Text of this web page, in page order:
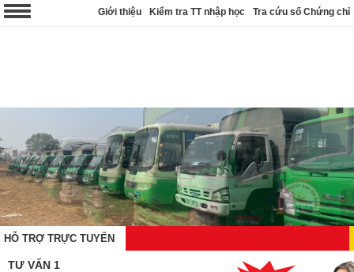
Giới thiệu Kiểm tra TT nhập học Tra cứu số Chứng chỉ
HỖ TRỢ TRỰC TUYẾN
TƯ VẤN 1